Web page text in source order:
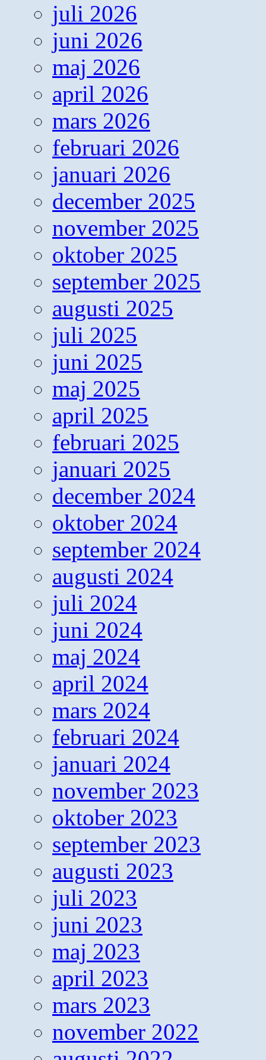
juli 2026
juni 2026
maj 2026
april 2026
mars 2026
februari 2026
januari 2026
december 2025
november 2025
oktober 2025
september 2025
augusti 2025
juli 2025
juni 2025
maj 2025
april 2025
februari 2025
januari 2025
december 2024
oktober 2024
september 2024
augusti 2024
juli 2024
juni 2024
maj 2024
april 2024
mars 2024
februari 2024
januari 2024
november 2023
oktober 2023
september 2023
augusti 2023
juli 2023
juni 2023
maj 2023
april 2023
mars 2023
november 2022